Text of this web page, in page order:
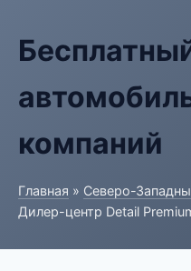
компаний
Главная » Северо-
Дилер-центр Detail